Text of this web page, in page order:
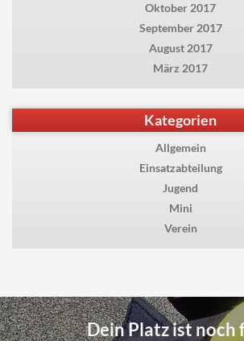
Oktober 2017
September 2017
August 2017
März 2017
Kategorien
Allgemein
Einsatzabteilung
Jugend
Mini
Verein
Dein Platz ist noch